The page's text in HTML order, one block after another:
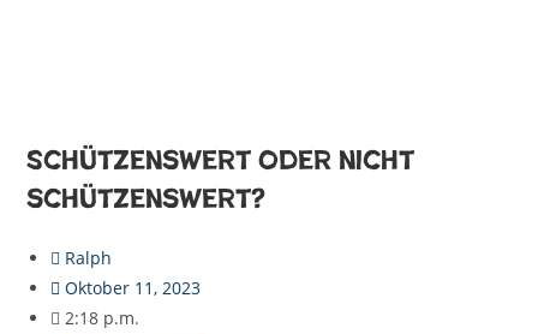
Schützenswert oder nicht
schützenswert?
Ralph
Oktober 11, 2023
2:18 p.m.